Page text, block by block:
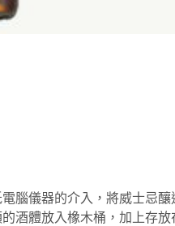
腦儀器的介入，將威士忌
酒體放入橡木桶，加上存